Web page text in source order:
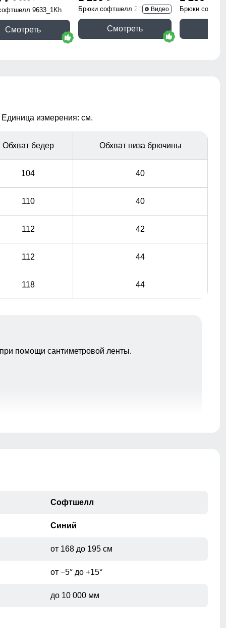
9633_1Kh
Смотреть
Брюки софтшелл 2403TCВидео
Смотреть
Брюки
Единица измерения: см.
Обхват бедер Обхват низа брючины
104 40
110 40
112 42
112 44
118 44
помощи сантиметровой ленты.
Софтшелл
Синий
от 168 до 195 см
от −5° до +15°
до 10 000 мм